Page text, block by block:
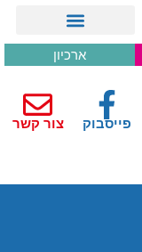
ארכיון
פייסבוק צור קשר